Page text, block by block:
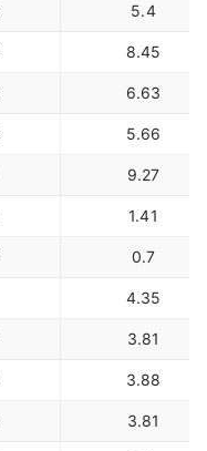
5.4
8.45
6.63
5.66
9.27
1.41
0.7
4.35
3.81
3.88
3.81